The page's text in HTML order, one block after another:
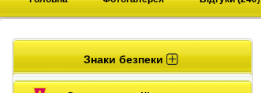
Знаки безпеки